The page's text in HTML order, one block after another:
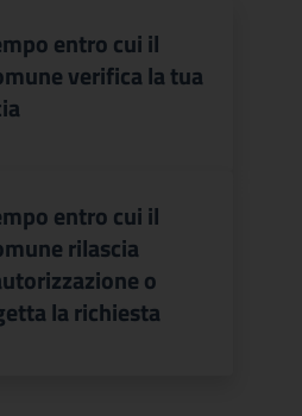
entro cui il
verifica la tua
entro cui il
rilascia
o
la richiesta